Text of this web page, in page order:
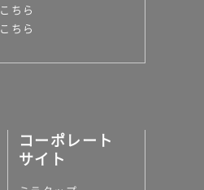
ちら
ちら
コーポレート
サイト